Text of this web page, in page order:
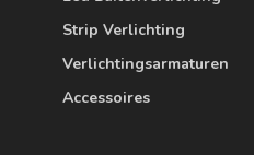
Strip Verlichting
Verlichtingsarmaturen
Accessoires